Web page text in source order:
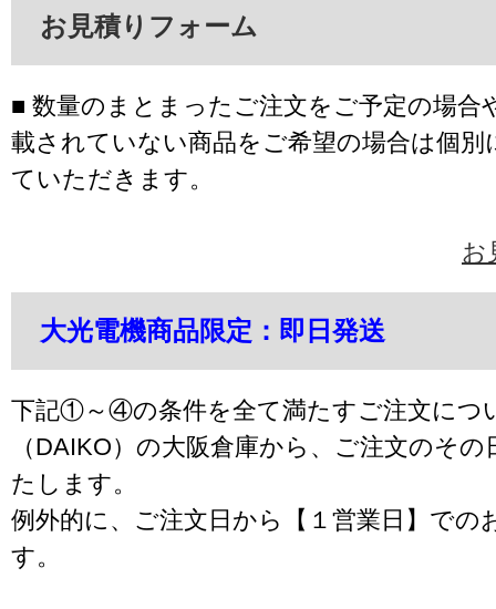
お見積りフォーム
■ 数量のまとまったご注文をご予定の場合
載されていない商品をご希望の場合は個別
ていただきます。
お
大光電機商品限定：即日発送
下記①～④の条件を全て満たすご注文につ
（DAIKO）の大阪倉庫から、ご注文のそ
たします。
例外的に、ご注文日から【１営業日】での
す。